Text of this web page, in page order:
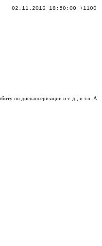
02.11.2016 18:50:00 +1100
по диспансеризации и т. д., и т.п. А